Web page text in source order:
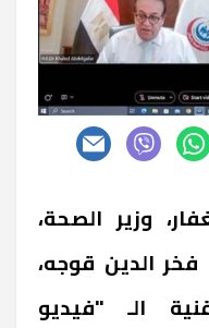
وزير الصحة،
فخر الدين قوجه،
الـ "فيديو